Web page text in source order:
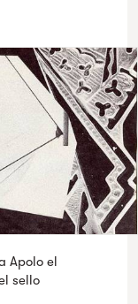
Apolo el
sello